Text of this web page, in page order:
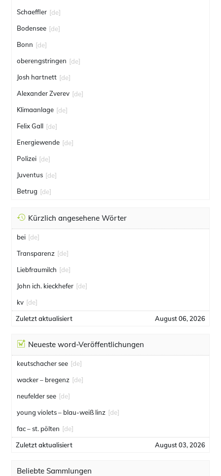
Schaeffler [de]
Bodensee [de]
Bonn [de]
oberengstringen [de]
Josh hartnett [de]
Alexander Zverev [de]
Klimaanlage [de]
Felix Gall [de]
Energiewende [de]
Polizei [de]
Juventus [de]
Betrug [de]
Kürzlich angesehene Wörter
bei [de]
Transparenz [de]
Liebfraumilch [de]
John ich. kieckhefer [de]
kv [de]
Zuletzt aktualisiert August 06, 2026
Neueste word-Veröffentlichungen
keutschacher see [de]
wacker – bregenz [de]
neufelder see [de]
young violets – blau-weiß linz [de]
fac – st. pölten [de]
Zuletzt aktualisiert August 03, 2026
Beliebte Sammlungen